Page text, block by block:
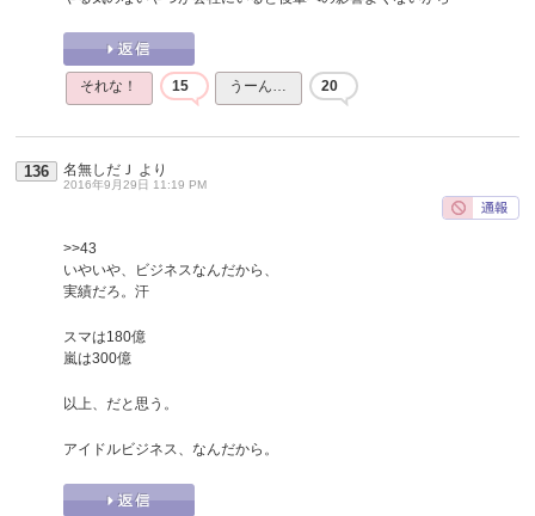
それな！ 15 うーん… 20
136 名無しだＪ より
2016年9月29日 11:19 PM
>>43
いやいや、ビジネスなんだから、
実績だろ。汗
スマは180億
嵐は300億
以上、だと思う。
アイドルビジネス、なんだから。